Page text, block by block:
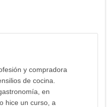
y compradora
de cocina.
en
hice un curso, a